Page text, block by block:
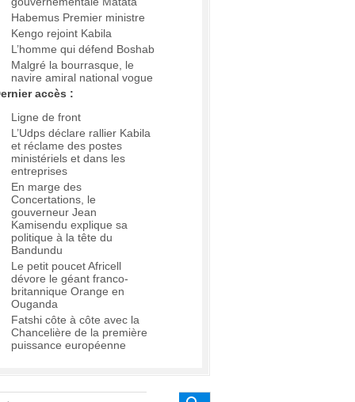
Habemus Premier ministre
Kengo rejoint Kabila
L’homme qui défend Boshab
Malgré la bourrasque, le
navire amiral national vogue
accès :
Ligne de front
L’Udps déclare rallier Kabila
et réclame des postes
ministériels et dans les
entreprises
En marge des
Concertations, le
gouverneur Jean
Kamisendu explique sa
politique à la tête du
Bandundu
Le petit poucet Africell
dévore le géant franco-
britannique Orange en
Ouganda
Fatshi côte à côte avec la
Chancelière de la première
puissance européenne